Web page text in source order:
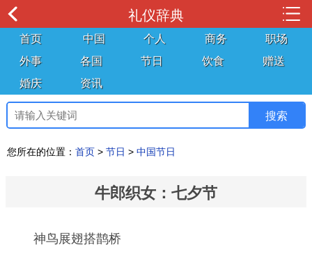
礼仪辞典
首页 中国 个人 商务
职场
外事
各国 节日 饮食
赠送
婚庆
资讯
您所在的位置： 首页 > 节日 > 中国节日
牛郎织女：七夕节
神鸟展翅搭鹊桥